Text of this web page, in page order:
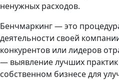
ненужных расходов.
Бенчмаркинг — это
деятельности своей
конкурентов или лидеров
— выявление лучших
собственном бизнесе для